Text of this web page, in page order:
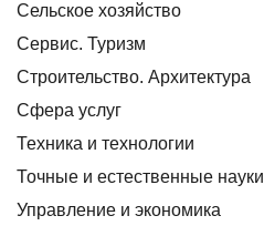
Сельское хозяйство
Сервис. Туризм
Строительство. Архитектура
Сфера услуг
Техника и технологии
Точные и естественные науки
Управление и экономика